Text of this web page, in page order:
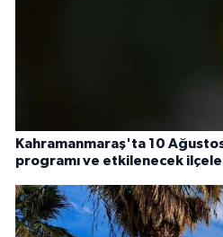
Kahramanmaraş'ta 10
programı ve etkilenecek